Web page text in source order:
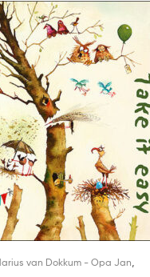
van Dokkum - Opa Jan,